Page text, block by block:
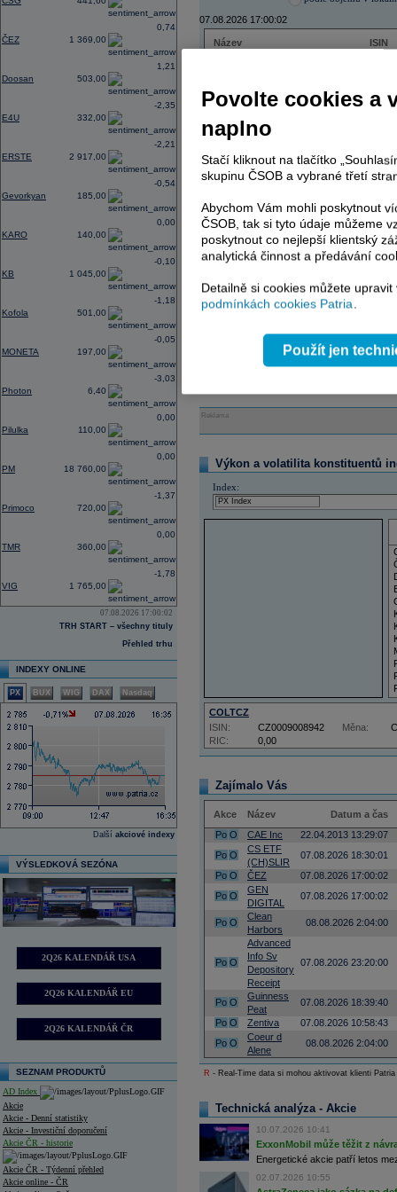
ČEZ 1 369,00
0,74
Doosan 503,00
1,21
E4U 332,00
-2,35
ERSTE 2 917,00
-2,21
Gevorkyan 185,00
-0,54
KARO 140,00
0,00
KB 1 045,00
-0,10
Kofola 501,00
-1,18
MONETA 197,00
-0,05
Photon 6,40
-3,03
Pilulka 110,00
0,00
PM 18 760,00
0,00
Primoco 720,00
-1,37
TMR 360,00
0,00
VIG 1 765,00
-1,78
07.08.2026 17:00:02
TRH START – všechny tituly
Přehled trhu
INDEXY ONLINE
PX BUX WIG DAX Nasdaq
Další akciové indexy
VÝSLEDKOVÁ SEZÓNA
2Q26 KALENDÁŘ USA
2Q26 KALENDÁŘ EU
2Q26 KALENDÁŘ ČR
SEZNAM PRODUKTŮ
AD Index
Akcie
Akcie - Denní statistiky
Akcie - Investiční doporučení
Akcie ČR - historie
Akcie ČR - Týdenní přehled
Akcie online - ČR
07.08.2026 17:00:02
Název
ISIN
ERSTE BANK
TMR
AD index - vývoj
Region
Reklama
Výkon a volatilita konstituentů
Index:
COLTCZ
RIC: 0,00
ISIN: CZ0009008942 Měna:
Zajímalo Vás
Akce Název
Datum a čas
Po O CAE Inc
22.04.2013 13:29:07
Po O
CS ETF
(CH)SLIR
07.08.2026 18:30:01
Po O ČEZ
07.08.2026 17:00:02
Po O
GEN
DIGITAL
07.08.2026 17:00:02
Po O
Clean
Harbors
08.08.2026 2:04:00
Po O
Advanced
Info Sv
Depository
Receipt
07.08.2026 23:20:00
Po O
Guinness
Peat
07.08.2026 18:39:40
Po O Zentiva
07.08.2026 10:58:43
Po O
Coeur d
Alene
08.08.2026 2:04:00
R - Real-Time data si mohou aktivovat klienti
Technická analýza - Akcie
10.07.2026 10:41
ExxonMobil může těžit z
Energetické akcie patří letos
02.07.2026 10:55
Povolte cookies a
naplno
Stačí kliknout na tlačítko
skupinu ČSOB a vybrané třetí
Abychom Vám mohli poskytnout
ČSOB, tak si tyto údaje můžeme
poskytnout co nejlepší klientský
analytická činnost a předávání
Detailně si cookies můžete
podmínkách cookies Patria.
Použít jen